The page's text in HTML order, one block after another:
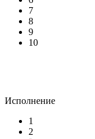
7
8
9
10
Исполнение
1
2